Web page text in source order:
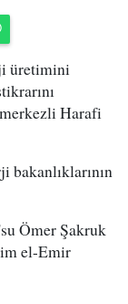
üretimini
Harafi
bakanlıklarının
Ömer Şakruk
el-Emir